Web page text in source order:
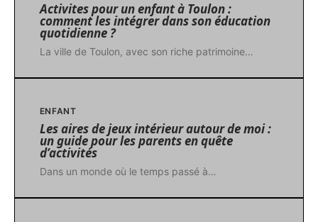
Activites pour un enfant à Toulon :
comment les intégrer dans son éducation
quotidienne ?
La ville de Toulon, avec son riche patrimoine…
ENFANT
Les aires de jeux intérieur autour de moi :
un guide pour les parents en quête
d’activités
Dans un monde où le temps passé à…